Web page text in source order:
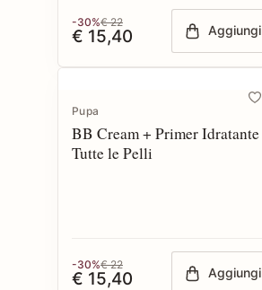
-30%€ 22
€ 15,40 Aggiungi
Pupa
BB Cream + Primer Idratante
Tutte le Pelli
-30%€ 22
€ 15,40 Aggiungi